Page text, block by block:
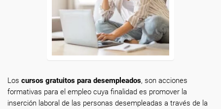
Los cursos gratuitos para desempleados, son acciones
formativas para el empleo cuya finalidad es promover la
inserción laboral de las personas desempleadas a través de la